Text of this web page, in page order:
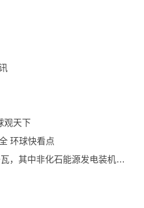
观天下
环球快看点
环球热点！广东：到2025年省内电力装机容量达到2.6亿千瓦，其中非化石能源发电装机占比达到44%左右